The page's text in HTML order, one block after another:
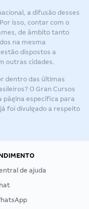
a difusão desses
isso, contar com o
de âmbito tanto
na mesma
dispostos a
outras cidades.
dentro das últimas
O Gran Cursos
página específica para
foi divulgado a respeito
de ajuda